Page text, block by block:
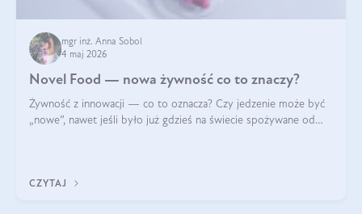
mgr inż. Anna Sobol
4 maj 2026
Novel Food — nowa żywność co to znaczy?
Żywność z innowacji — co to oznacza? Czy jedzenie może być
„nowe”, nawet jeśli było już gdzieś na świecie spożywane od
CZYTAJ